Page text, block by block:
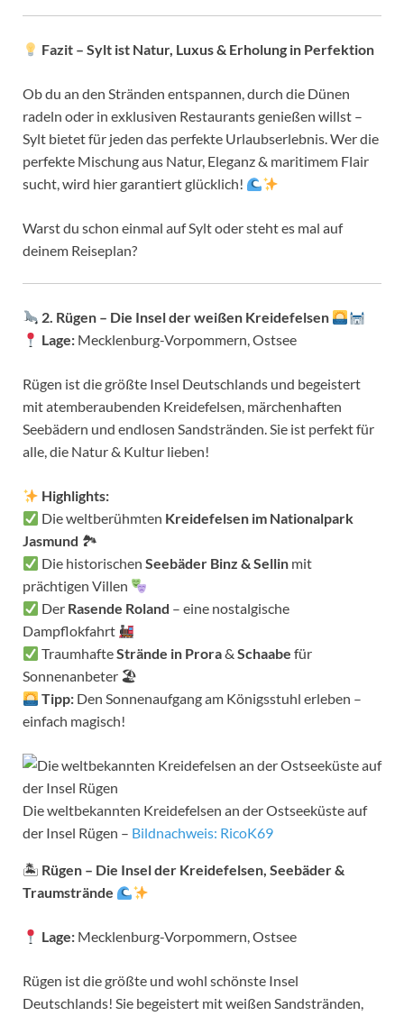
Fazit – Sylt ist Natur, Luxus & Erholung in Perfektion
Ob du an den Stränden entspannen, durch die Dünen
radeln oder in exklusiven Restaurants genießen willst –
Sylt bietet für jeden das perfekte Urlaubserlebnis. Wer die
perfekte Mischung aus Natur, Eleganz & maritimem Flair
sucht, wird hier garantiert glücklich!
Warst du schon einmal auf Sylt oder steht es mal auf
deinem Reiseplan?
2. Rügen – Die Insel der weißen Kreidefelsen
Lage: Mecklenburg-Vorpommern, Ostsee
Rügen ist die größte Insel Deutschlands und begeistert
mit atemberaubenden Kreidefelsen, märchenhaften
Seebädern und endlosen Sandstränden. Sie ist perfekt für
alle, die Natur & Kultur lieben!
Highlights:
Die weltberühmten Kreidefelsen im Nationalpark
Jasmund 🏞
Die historischenSeebäder Binz & Sellin mit
prächtigen Villen
Der Rasende Roland – eine nostalgische
Dampflokfahrt
TraumhafteStrände in Prora&Schaabe für
Sonnenanbeter 🏖
Tipp: Den Sonnenaufgang am Königsstuhl erleben –
einfach magisch!
Die weltbekannten Kreidefelsen an der Ostseeküste auf
der Insel Rügen – Bildnachweis: RicoK69
🏝 Rügen – Die Insel der Kreidefelsen, Seebäder &
Traumstrände
Lage: Mecklenburg-Vorpommern, Ostsee
Rügen ist die größte und wohl schönste Insel
Deutschlands! Sie begeistert mit weißen Sandstränden,